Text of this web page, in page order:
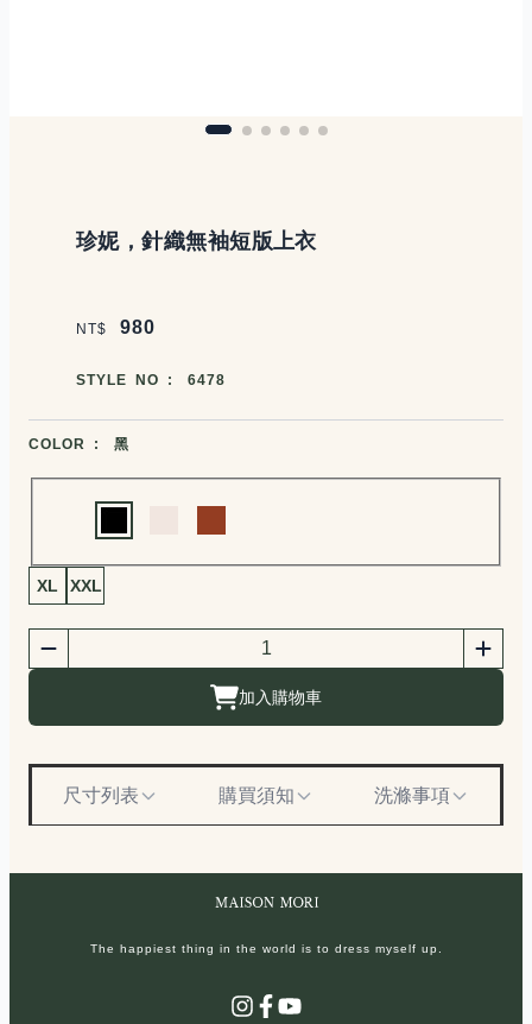
珍妮，針織無袖短版上衣
NT$ 980
商品編號
STYLE NO : 6478
商品顏色選擇
COLOR : 黑
Choose a color
商品尺寸選擇
XL XXL
商品購買數量
加入購物車
尺寸列表 購買須知 洗滌事項
The happiest thing in the world is to dress myself up.
Instagram
Facebook
YouTube